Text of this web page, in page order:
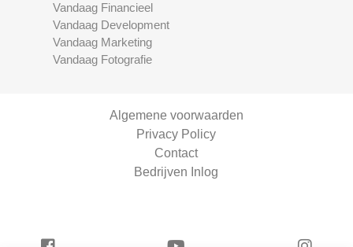
Vandaag Financieel
Vandaag Development
Vandaag Marketing
Vandaag Fotografie
Algemene voorwaarden
Privacy Policy
Contact
Bedrijven Inlog